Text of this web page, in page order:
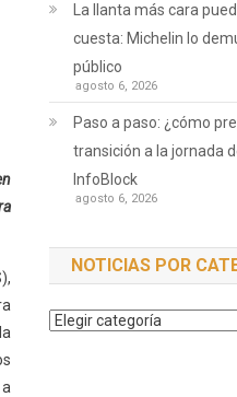
La llanta más cara
cuesta: Michelin lo
público
agosto 6, 2026
Paso a paso: ¿cómo
transición a la jornada
InfoBlock
agosto 6, 2026
NOTICIAS POR
Noticias